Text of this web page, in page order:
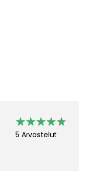
5 Arvostelut